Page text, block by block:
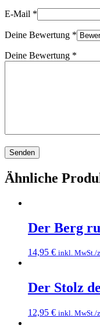
E-Mail *
Deine Bewertung *
Deine Bewertung *
Ähnliche
Der Berg
14,95 € inkl. MwSt./
Der Stolz
12,95 € inkl. MwSt./